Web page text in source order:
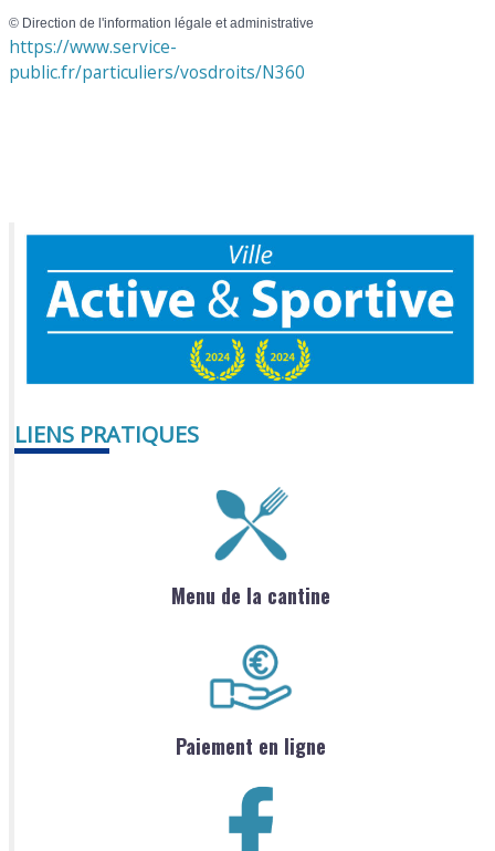
© Direction de l'information légale et administrative
https://www.service-
public.fr/particuliers/vosdroits/N360
LIENS PRATIQUES
Menu de la cantine
Paiement en ligne